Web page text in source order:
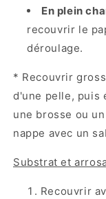
En plein
recouvrir le
déroulage.
* Recouvrir
d'une pelle, puis
une brosse ou
nappe avec un
Substrat et
Recouvrir